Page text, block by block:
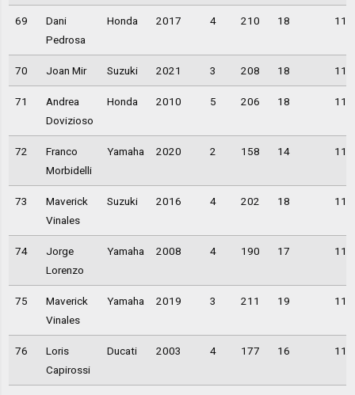
69
Dani
Pedrosa
Honda 2017 4 210 18
70 Joan Mir Suzuki 2021 3 208 18
71
Andrea
Dovizioso
Honda 2010 5 206 18
72
Franco
Morbidelli
Yamaha 2020 2 158 14
73
Maverick
Vinales
Suzuki 2016 4 202 18
74
Jorge
Lorenzo
Yamaha 2008 4 190 17
75
Maverick
Vinales
Yamaha 2019 3 211 19
76
Loris
Capirossi
Ducati 2003 4 177 16